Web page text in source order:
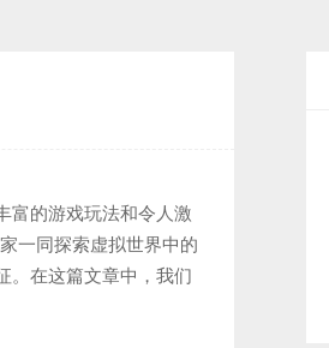
富的游戏玩法和令人激
一同探索虚拟世界中的
。在这篇文章中，我们